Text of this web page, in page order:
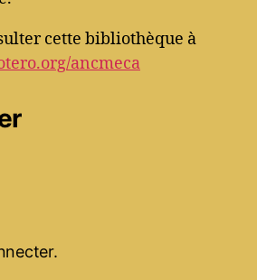
cette bibliothèque à
ancmeca